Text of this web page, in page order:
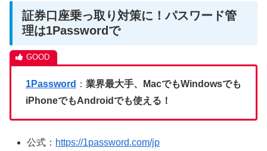
証券口座乗っ取り対策に！パスワード管
理は1Passwordで
1Password ： 業界最大手、MacでもWindowsでも
iPhoneでもAndroidでも使える！
公式： https://1password.com/jp